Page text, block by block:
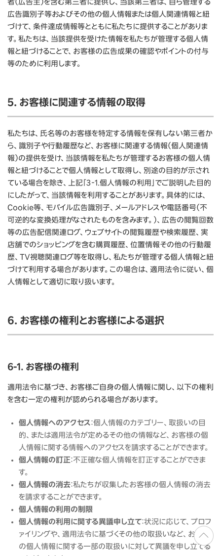
者（広告主）を含む第三者に提供し、当該第三者は、自ら管理する
広告識別子等およびその他の個人情報または個人関連情報と紐
づけて、条件達成情報等とともに私たちに提供することがありま
す。私たちは、当該提供を受けた情報を私たちが管理する個人情
報と紐づけることで、お客様の広告成果の確認やポイントの付与
等のために利用します。
5. お客様に関連する情報の取得
私たちは、氏名等のお客様を特定する情報を保有しない第三者か
ら、識別子や行動履歴など、お客様に関連する情報（個人関連情
報）の提供を受け、当該情報を私たちが管理するお客様の個人情
報と紐づけることで個人情報として取得し、別途の目的が示され
ている場合を除き、上記「3‐1.個人情報の利用」でご説明した目的
にしたがって、当該情報を利用することがあります。具体的には、
Cookie等、モバイル広告識別子、メールアドレスや電話番号（不
可逆的な変換処理がなされたものを含みます。）、広告の閲覧回数
等の広告配信関連ログ、ウェブサイトの閲覧履歴や検索履歴、実
店舗でのショッピングを含む購買履歴、位置情報その他の行動履
歴、TV視聴関連ログ等を取得し、私たちが管理する個人情報と紐
づけて利用する場合があります。この場合は、適用法令に従い、個
人情報として適切に取り扱います。
6. お客様の権利とお客様による選択
6-1. お客様の権利
適用法令に基づき、お客様ご自身の個人情報に関し、以下の権利
を含む一定の権利が認められる場合があります。
個人情報へのアクセス：個人情報のカテゴリー、取扱いの目
的、または適用法令が定めるその他の情報など、お客様の個
人情報に関する情報へのアクセスを請求することができます。
個人情報の訂正：不正確な個人情報を訂正することができま
す。
個人情報の消去：私たちが収集したお客様の個人情報の消去
を請求することができます。
個人情報の利用の制限
個人情報の利用に関する異議申し立て：状況に応じて、プロフ
ァイリングや、適用法令に基づくその他の取扱いなど、お客様
の個人情報に関する一部の取扱いに対して異議を申し立てる